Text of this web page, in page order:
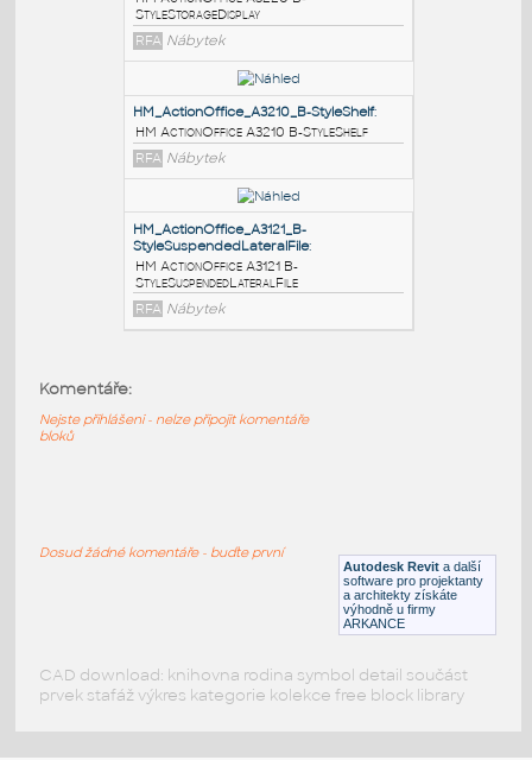
HM_ActionOffice_A3050_E-
StyleFlipperDoorUnit
HM ActionOffice A3050 E-
StyleFlipperDoorUnit
RFA Nábytek
HM_ActionOffice_A3220_B-
StyleStorageDisplay:
HM ActionOffice A3220 B-
StyleStorageDisplay
RFA Nábytek
RFA Nábytek
HM ActionOffice A3121 B-
StyleSuspendedLateralFileAutodesk Revit a další
software pro projektanty
a architekty získáte
výhodně u firmy
ARKANCE
Komentáře:
Nejste přihlášeni - nelze připojit komentáře
bloků
Dosud žádné komentáře - buďte první
CAD download: knihovna rodina symbol detail součást
prvek stafáž výkres kategorie kolekce free block library